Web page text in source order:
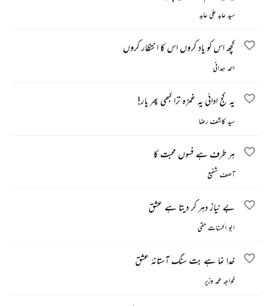
سید عابد علی عابد
کچھ اس کو یاد کروں اس کا انتظار کروں
احمد ہمدانی
یہ کج ادائی یہ غمزہ ترا کبھی پھر یار!
سید کاشف رضا
ہر طرف ہے فسوں محبت کا
آصف شفیع
بے نیاز دہر کر دیتا ہے عشق
ابو الحسنات حقی
خدا‌ نما ہے بت سنگ آستانۂ عشق
خواجہ محمد وزیر